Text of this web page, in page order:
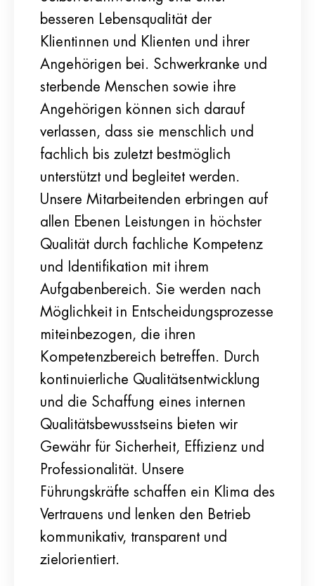
besseren Lebensqualität der
Klientinnen und Klienten und ihrer
Angehörigen bei. Schwerkranke und
sterbende Menschen sowie ihre
Angehörigen können sich darauf
verlassen, dass sie menschlich und
fachlich bis zuletzt bestmöglich
unterstützt und begleitet werden.
Unsere Mitarbeitenden erbringen auf
allen Ebenen Leistungen in höchster
Qualität durch fachliche Kompetenz
und Identifikation mit ihrem
Aufgabenbereich. Sie werden nach
Möglichkeit in Entscheidungsprozesse
miteinbezogen, die ihren
Kompetenzbereich betreffen. Durch
kontinuierliche Qualitätsentwicklung
und die Schaffung eines internen
Qualitätsbewusstseins bieten wir
Gewähr für Sicherheit, Effizienz und
Professionalität. Unsere
Führungskräfte schaffen ein Klima des
Vertrauens und lenken den Betrieb
kommunikativ, transparent und
zielorientiert.